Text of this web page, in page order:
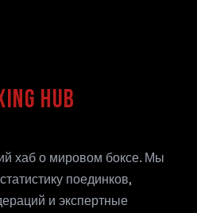
HUB
хаб о мировом боксе. Мы
поединков,
и экспертные